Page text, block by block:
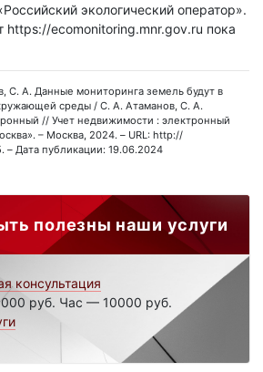
экологический оператор».
https://ecomonitoring.mnr.gov.ru пока
С. А. Данные мониторинга земель будут в
среды / С. А. Атаманов, С. А.
// Учет недвижимости : электронный
– Москва, 2024. – URL: http://
– Дата публикации: 19.06.2024
полезны наши услуги
консультация
руб. Час — 10000 руб.